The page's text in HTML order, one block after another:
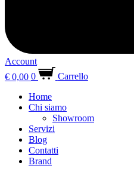
Account
€ 0,00 0
Carrello
Home
Chi siamo
Showroom
Servizi
Blog
Contatti
Brand